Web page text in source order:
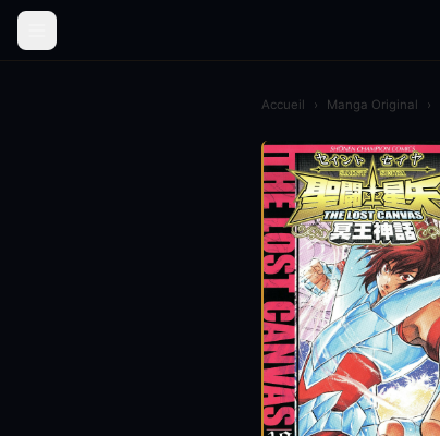
Accueil › Manga Original ›